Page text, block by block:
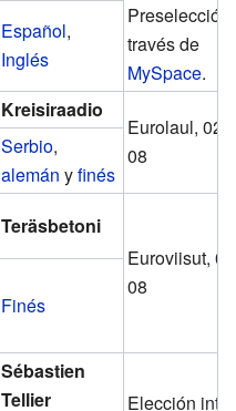
Preselección
través de
MySpace.
Español,
Inglés
Kreisiraadio
Eurolaul, 02-
08
Serbio,
alemán yfinés
Teräsbetoni
Euroviisut,
08
Finés
Sébastien
Tellier
Elección